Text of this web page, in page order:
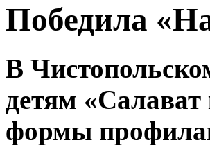
Победила
В
детям «Салават
формы